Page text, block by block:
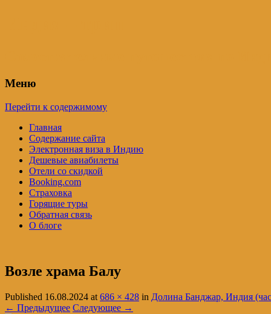
Меню
Перейти к содержимому
Главная
Содержание сайта
Электронная виза в Индию
Дешевые авиабилеты
Отели со скидкой
Booking.com
Страховка
Горящие туры
Обратная связь
О блоге
Возле храма Балу
Published 16.08.2024 at 686 × 428 in Долина Банджар, Индия
← Предыдущее Следующее →